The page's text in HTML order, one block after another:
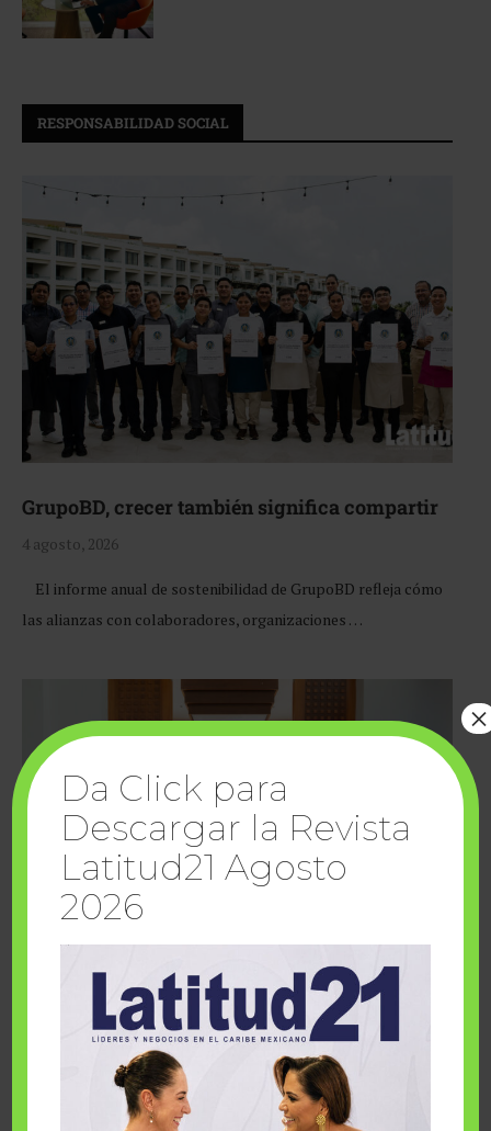
RESPONSABILIDAD SOCIAL
GrupoBD, crecer también significa compartir
4 agosto, 2026
El informe anual de sostenibilidad de GrupoBD refleja cómo
las alianzas con colaboradores, organizaciones …
Cuando la solidaridad inspira; cumplen
sueños Fairmont Mayakoba y Make-A-Wish
Da Click para
Descargar la Revista
Latitud21 Agosto
2026
×